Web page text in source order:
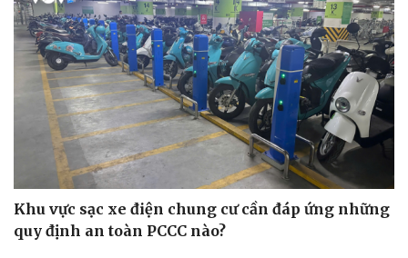
Khu vực sạc xe điện chung cư cần đáp ứng những
quy định an toàn PCCC nào?